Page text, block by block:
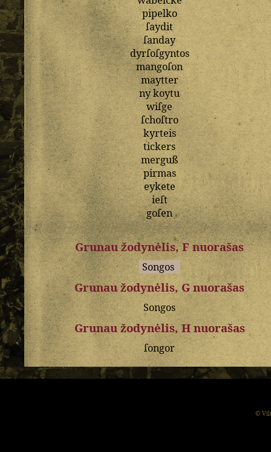
pipelko
ſaydit
ſanday
dyrſoſgyntos
mangoſon
maytter
nykoytu
wiſge
ſchoſtro
kyrteis
tickers
merguß
pirmas
eykete
ieſt
goſen
Grunau žodynėlis, F nuorašas
Songos
Grunau žodynėlis, G nuorašas
Songos
Grunau žodynėlis, H nuorašas
ſongor
©